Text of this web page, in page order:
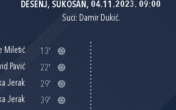
DEŠENJ, SUKOŠAN, 04.11.2023. 09:00
Suci: Damir Dukić.
Miletić
13'
Pavić
22'
Jerak
29'
Jerak
39'